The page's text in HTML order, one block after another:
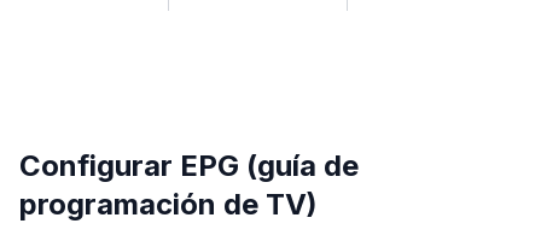
Configurar EPG (guía de
programación de TV)